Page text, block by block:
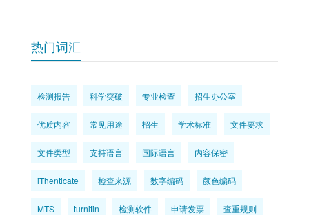
热门词汇
检测报告 科学突破 专业检查 招生办公室
优质内容 常见用途 招生 学术标准 文件要求
文件类型 支持语言 国际语言 内容保密
iThenticate 检查来源 数字编码 颜色编码
MTS turnitin 检测软件 申请发票 查重规则